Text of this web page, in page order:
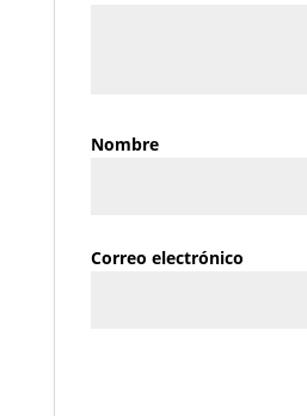
Nombre
Correo electrónico